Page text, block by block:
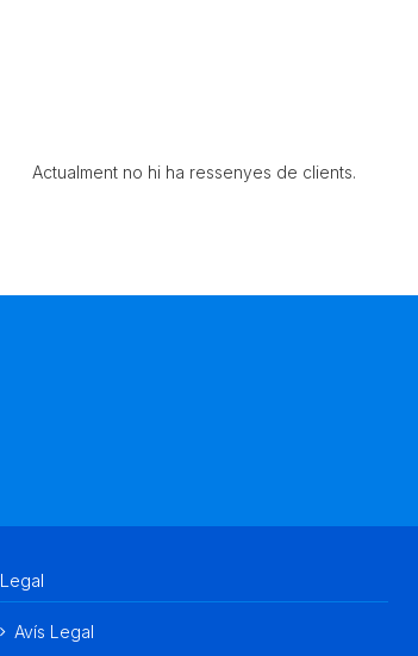
Actualment no hi ha ressenyes de clients.
Legal
Avís Legal